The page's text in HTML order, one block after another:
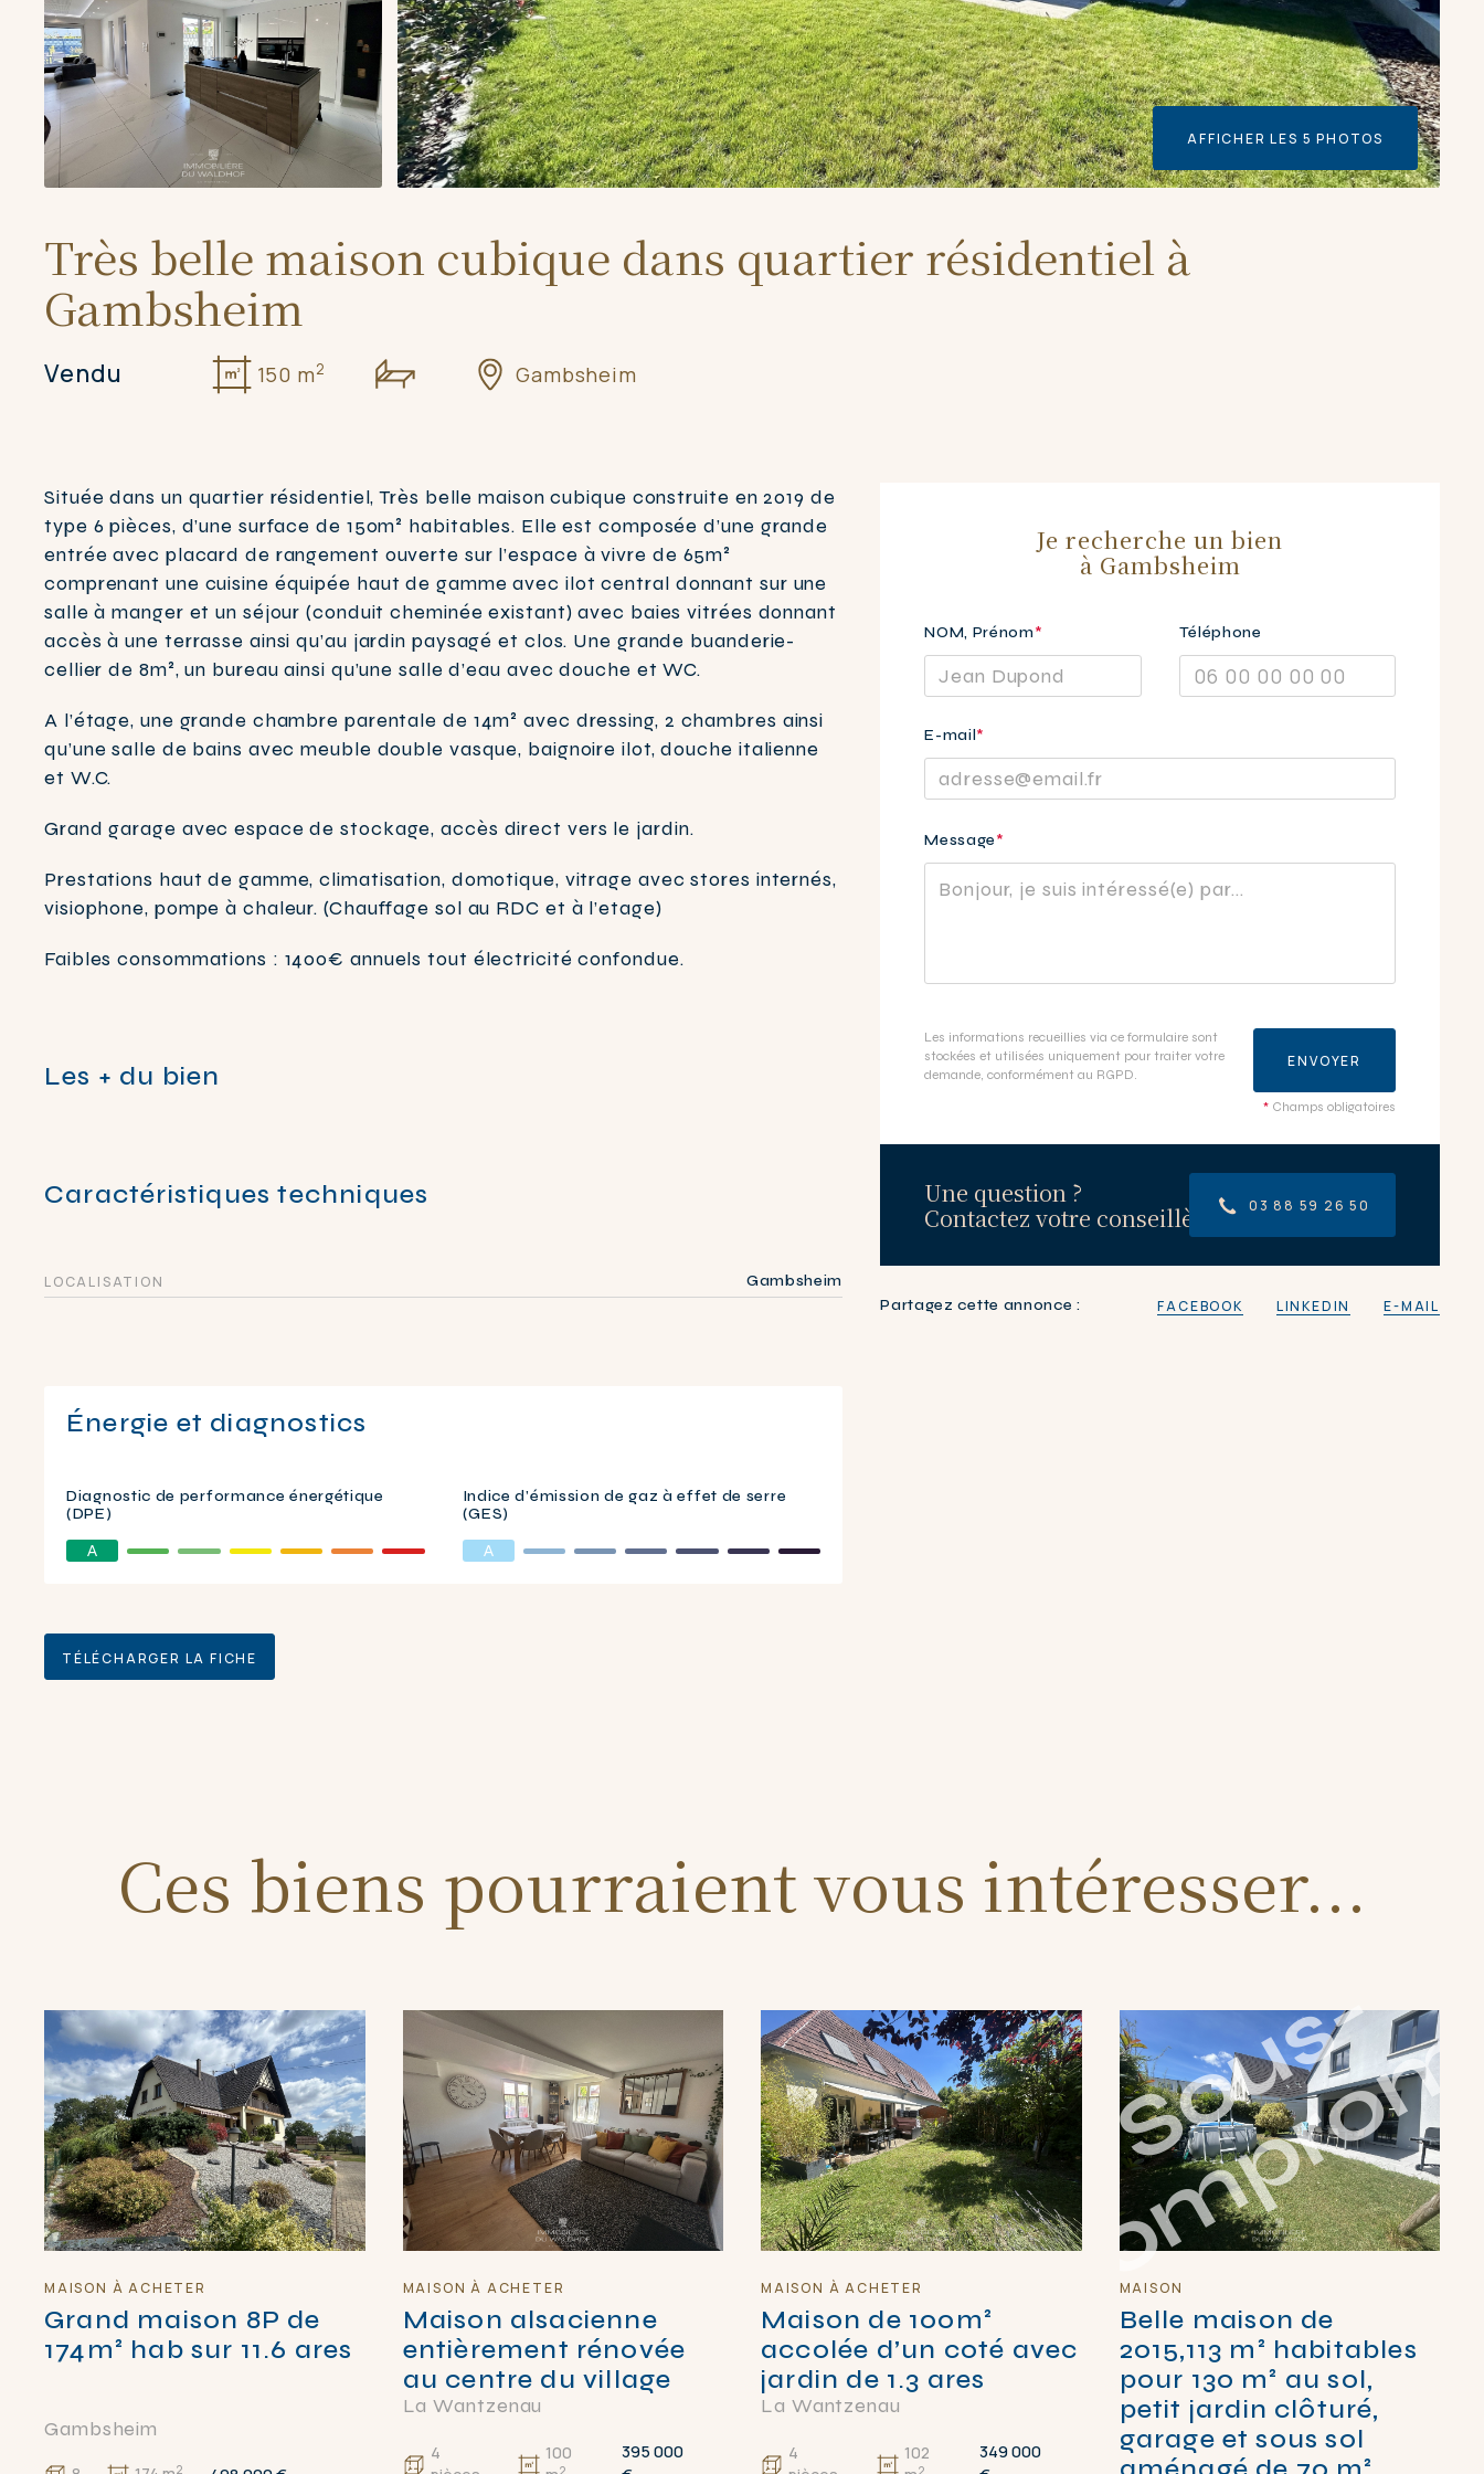
AFFICHER LES 5 PHOTOS
Très belle maison cubique dans quartier résidentiel à
Gambsheim
Vendu 150 m2 Gambsheim
Située dans un quartier résidentiel, Très belle maison cubique construite en 2019 de
type 6 pièces, d’une surface de 150m² habitables. Elle est composée d’une grande
entrée avec placard de rangement ouverte sur l’espace à vivre de 65m²
comprenant une cuisine équipée haut de gamme avec ilot central donnant sur une
salle à manger et un séjour (conduit cheminée existant) avec baies vitrées donnant
accès à une terrasse ainsi qu’au jardin paysagé et clos. Une grande buanderie-
cellier de 8m², un bureau ainsi qu’une salle d’eau avec douche et WC.
A l’étage, une grande chambre parentale de 14m² avec dressing, 2 chambres ainsi
qu’une salle de bains avec meuble double vasque, baignoire ilot, douche italienne
et W.C.
Grand garage avec espace de stockage, accès direct vers le jardin.
Prestations haut de gamme, climatisation, domotique, vitrage avec stores internés,
visiophone, pompe à chaleur. (Chauffage sol au RDC et à l’etage)
Faibles consommations : 1400€ annuels tout électricité confondue.
Les + du bien
Caractéristiques techniques
LOCALISATION Gambsheim
Énergie et diagnostics
Diagnostic de performance énergétique
(DPE)
A
Indice d’émission de gaz à effet de serre
(GES)
A
TÉLÉCHARGER LA FICHE
Je recherche un bien
à Gambsheim
NOM, Prénom* Téléphone
E-mail*
Veuillez
laisser
ce
Message*
Les informations recueillies via ce formulaire sont
stockées et utilisées uniquement pour traiter votre
demande, conformément au RGPD.
ENVOYER
*Champs obligatoires
vous dans les meilleurs délais.
L’équipe Immobilière du Waldhof.
Une question ?
Contactez votre conseillère 03 88 59 26 50
FACEBOOK LINKEDIN E-MAIL
Ces biens pourraient vous intéresser...
MAISON À ACHETER
Grand maison 8P de
174m² hab sur 11.6 ares
Gambsheim
2
MAISON À ACHETER
Maison alsacienne
entièrement rénovée
au centre du village
La Wantzenau
4
100
2
395 000
MAISON À ACHETER
Maison de 100m²
accolée d’un coté avec
jardin de 1.3 ares
La Wantzenau
4
102
2
349 000
S
o
u
s
-
c
o
m
p
r
o
m
i
MAISON
Belle maison de
2015,113 m² habitables
pour 130 m² au sol,
petit jardin clôturé,
garage et sous sol